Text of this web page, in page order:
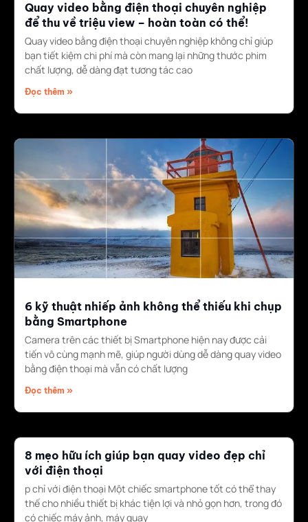
Quay video bằng điện thoại chuyên nghiệp
để thu về triệu view – hoàn toàn có thể!
Quay video bằng điện thoại chuyên nghiệp không chỉ giúp
bạn tiết kiệm chi phí mà còn mang lại những thước phim
chất lượng, dễ dàng đạt tương tác cao
Đọc thêm »
6 kỹ thuật nhiếp ảnh không thể thiếu khi chụp
bằng Smartphone
Camera trên các thiết bị Smartphone hiện nay được cải
tiến vô cùng mạnh mẽ, giúp người dùng dễ dàng quay video
bằng điện thoại mà vẫn có chất lượng
Đọc thêm »
8 mẹo hữu ích giúp bạn quay video đẹp chỉ
với điện thoại
p chỉ với điện thoại Một chiếc smartphone tốt có thể thay
thế cho nhiều thiết bị khác tiện lợi và nhỏ gọn hơn, trong đó
có chiếc máy ảnh, máy quay